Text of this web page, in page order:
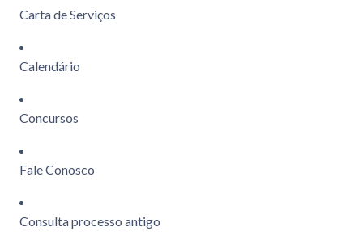
Carta de Serviços
Calendário
Concursos
Fale Conosco
Consulta processo antigo